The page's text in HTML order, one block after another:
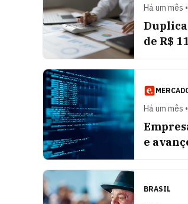
Há um mês
de R$
Há um mês
e
BRASIL